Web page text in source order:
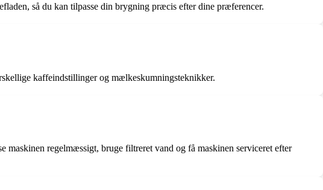
så du kan tilpasse din brygning præcis efter dine præferencer.
kaffeindstillinger og mælkeskumningsteknikker.
maskinen regelmæssigt, bruge filtreret vand og få maskinen serviceret efter